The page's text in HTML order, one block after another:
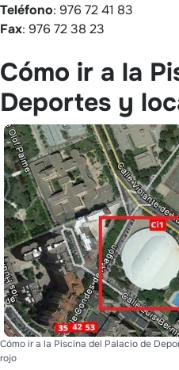
Teléfono: 976 72 41 83
Fax: 976 72 38 23
Cómo ir a la
Deportes y
Cómo ir a la Piscina del Palacio de
rojo